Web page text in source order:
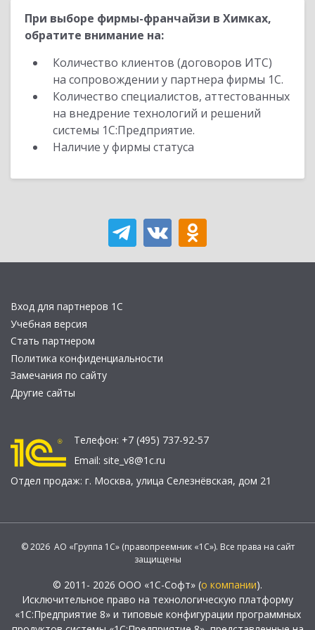
При выборе фирмы-франчайзи в Химках,
обратите внимание на:
Количество клиентов (договоров ИТС)
на сопровождении у партнера фирмы 1С.
Количество специалистов, аттестованных
на внедрение технологий и решений
системы 1С:Предприятие.
Наличие у фирмы статуса
Вход для партнеров 1С
Учебная версия
Стать партнером
Политика конфиденциальности
Замечания по сайту
Другие сайты
Телефон: +7 (495) 737-92-57
Email: site_v8@1c.ru
Отдел продаж: г. Москва, улица Селезнёвская, дом 21
© 2026 АО «Группа 1С» (правопреемник «1С»). Все права на сайт
защищены
© 2011- 2026 ООО «1С-Софт» (о компании).
Исключительное право на технологическую платформу
«1С:Предприятие 8» и типовые конфигурации программных